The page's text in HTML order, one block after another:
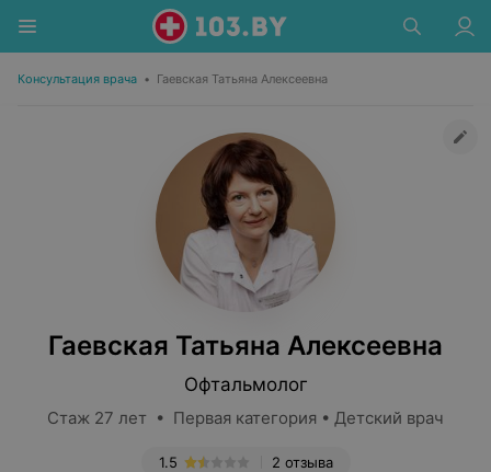
Консультация врача • Гаевская Татьяна Алексеевна
Гаевская Татьяна Алексеевна
Офтальмолог
Стаж 27 лет • Первая категория • Детский врач
2 отзыва
1.5